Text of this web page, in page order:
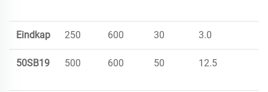
Eindkap 250 600 30 3.0
50SB19 500 600 50 12.5